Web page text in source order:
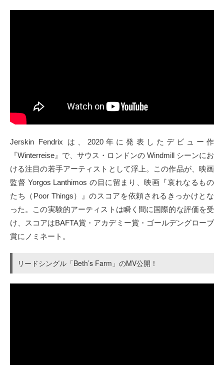
Jerskin Fendrix は、2020年に発表したデビュー作
『Winterreise』で、サウス・ロンドンの Windmill シーンにお
ける注目の若手アーティストとして浮上。この作品が、映画
監督 Yorgos Lanthimos の目に留まり、映画『哀れなるもの
たち（Poor Things）』のスコアを依頼されるきっかけとな
った。この実験的アーティストは瞬く間に国際的な評価を受
け、スコアはBAFTA賞・アカデミー賞・ゴールデングローブ
賞にノミネート。
リードシングル「Beth’s Farm」のMV公開！